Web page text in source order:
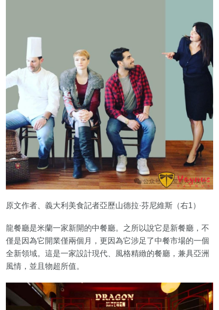
原文作者、義大利美食記者亞歷山德拉·芬尼維斯（右1）
龍餐廳是米蘭一家新開的中餐廳。之所以說它是新餐廳，不
僅是因為它開業僅兩個月，更因為它涉足了中餐市場的一個
全新領域。這是一家設計現代、風格精緻的餐廳，兼具亞洲
風情，並且物超所值。